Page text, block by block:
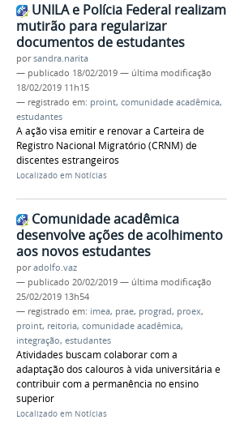
UNILA e Polícia Federal realizam
mutirão para regularizar
documentos de estudantes
porsandra.narita
— publicado 18/02/2019 — última modificação
18/02/2019 11h15
— registrado em: proint, comunidade acadêmica,
estudantes
A ação visa emitir e renovar a Carteira de
Registro Nacional Migratório (CRNM) de
discentes estrangeiros
Localizado em Notícias
Comunidade acadêmica
desenvolve ações de acolhimento
aos novos estudantes
poradolfo.vaz
— publicado 20/02/2019 — última modificação
25/02/2019 13h54
— registrado em: imea, prae, prograd, proex,
proint, reitoria, comunidade acadêmica,
integração, estudantes
Atividades buscam colaborar com a
adaptação dos calouros à vida universitária e
contribuir com a permanência no ensino
superior
Localizado em Notícias